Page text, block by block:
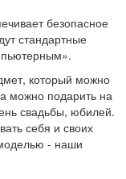
безопасное
стандартные
который можно
можно подарить на
свадьбы, юбилей.
себя и своих
- наши